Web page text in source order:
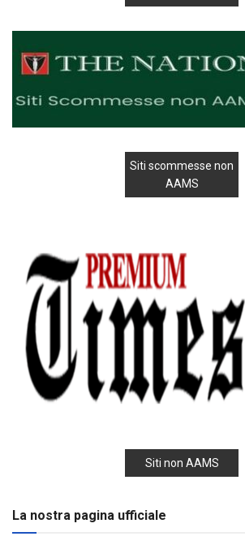
Siti scommesse non
AAMS
Siti non AAMS
La nostra pagina ufficiale